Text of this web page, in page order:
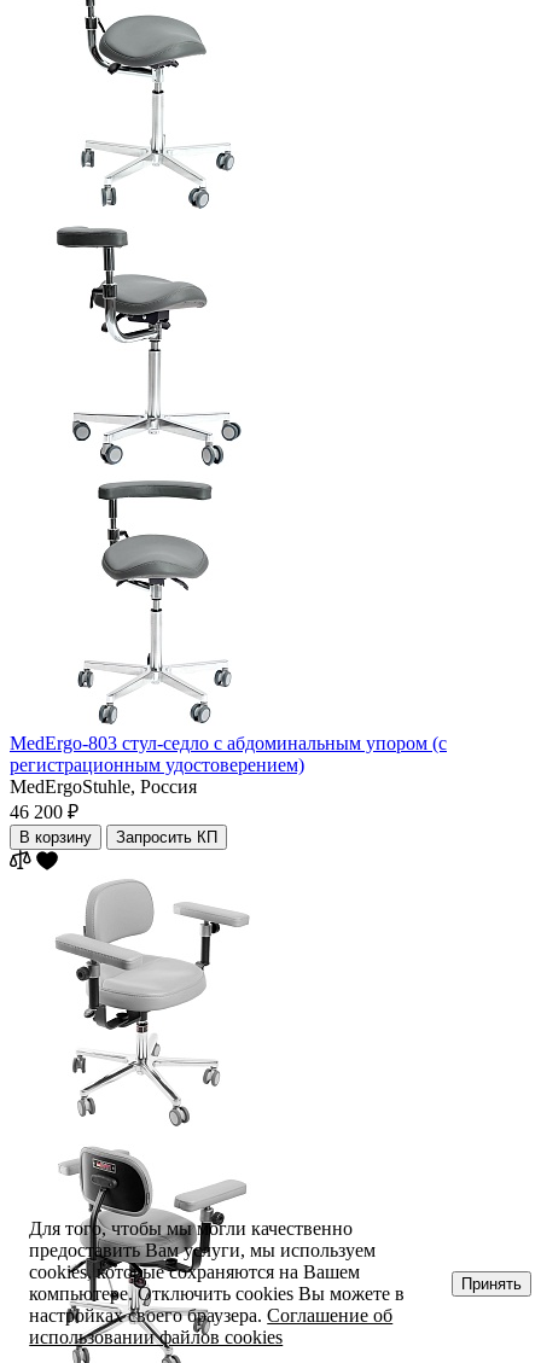
MedErgo-803 стул-седло с абдоминальным упором (с
регистрационным удостоверением)
MedErgoStuhle, Россия
46 200 ₽
В корзину Запросить КП
Для того, чтобы мы могли качественно
предоставить Вам услуги, мы используем
cookies, которые сохраняются на Вашем
компьютере. Отключить cookies Вы можете в
настройках своего браузера.Соглашение об
использовании файлов cookies
Принять